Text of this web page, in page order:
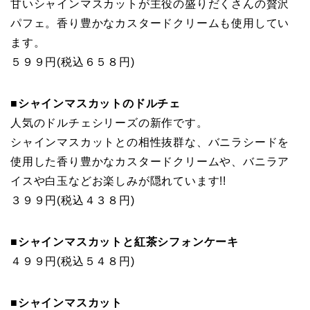
甘いシャインマスカットが主役の盛りだくさんの贅沢
パフェ。香り豊かなカスタードクリームも使用してい
ます。
５９９円(税込６５８円)
■シャインマスカットのドルチェ
人気のドルチェシリーズの新作です。
シャインマスカットとの相性抜群な、バニラシードを
使用した香り豊かなカスタードクリームや、バニラア
イスや白玉などお楽しみが隠れています!!
３９９円(税込４３８円)
■シャインマスカットと紅茶シフォンケーキ
４９９円(税込５４８円)
■シャインマスカット